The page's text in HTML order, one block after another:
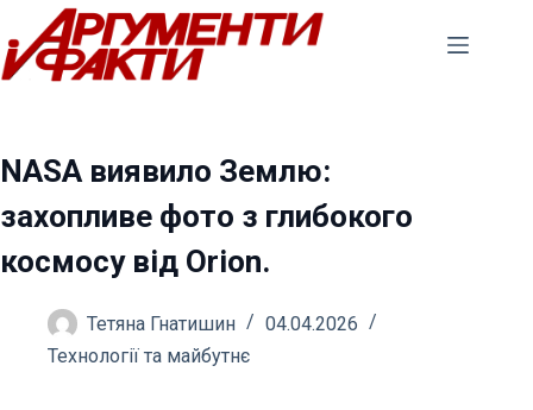
Перейти
до
вмісту
NASA виявило Землю:
захопливе фото з глибокого
космосу від Orion.
Тетяна Гнатишин
04.04.2026
Технології та майбутнє